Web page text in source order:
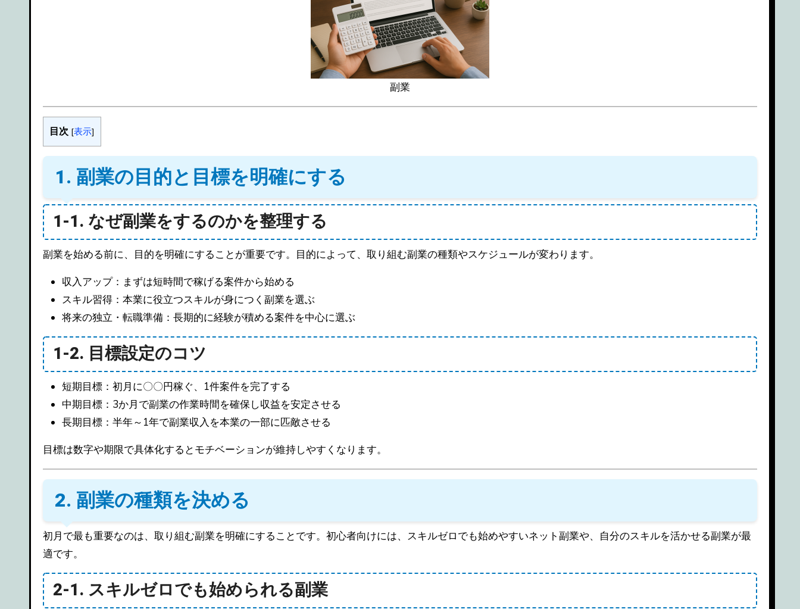
副業
目次 [表示]
1. 副業の目的と目標を明確にする
1-1. なぜ副業をするのかを整理する
副業を始める前に、目的を明確にすることが重要です。目的によって、取り組む副業の種類やスケジュールが変わります。
収入アップ：まずは短時間で稼げる案件から始める
スキル習得：本業に役立つスキルが身につく副業を選ぶ
将来の独立・転職準備：長期的に経験が積める案件を中心に選ぶ
1-2. 目標設定のコツ
短期目標：初月に〇〇円稼ぐ、1件案件を完了する
中期目標：3か月で副業の作業時間を確保し収益を安定させる
長期目標：半年～1年で副業収入を本業の一部に匹敵させる
目標は数字や期限で具体化するとモチベーションが維持しやすくなります。
2. 副業の種類を決める
初月で最も重要なのは、取り組む副業を明確にすることです。初心者向けには、スキルゼロでも始めやすいネット副業や、自分のスキルを活かせる副業が最
適です。
2-1. スキルゼロでも始められる副業